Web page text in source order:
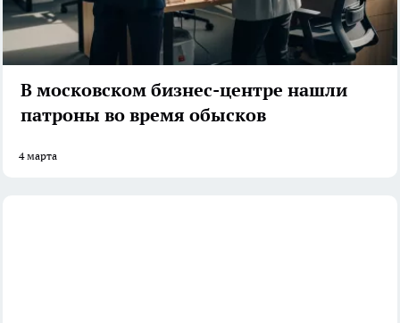
В московском бизнес-центре нашли
патроны во время обысков
4 марта